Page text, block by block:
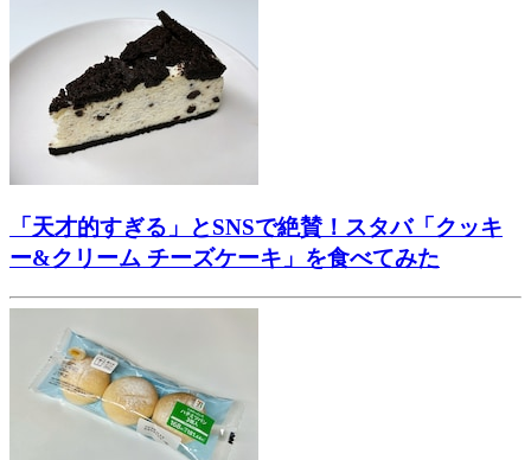
「天才的すぎる」とSNSで絶賛！スタバ「クッキ
ー&クリーム チーズケーキ」を食べてみた